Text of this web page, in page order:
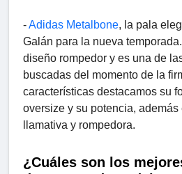
-Adidas Metalbone, la pala
Galán para la nueva
diseño rompedor y es una de
buscadas del momento de la
características destacamos su
oversize y su potencia, además
llamativa y rompedora.
¿Cuáles son los